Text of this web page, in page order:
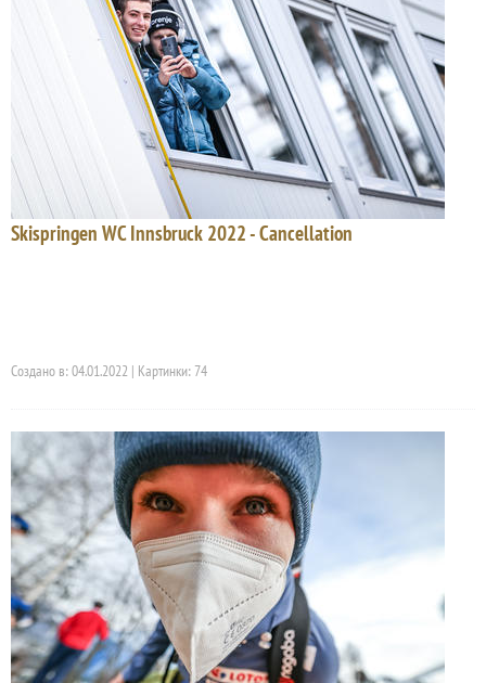
Skispringen WC Innsbruck 2022 - Cancellation
Создано в: 04.01.2022 | Картинки: 74